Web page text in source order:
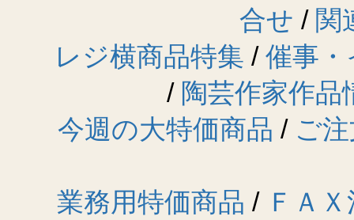
合せ / 関
レジ横商品特集 / 催事
/ 陶芸作家作品
今週の大特価商品 / ご
業務用特価商品 / ＦＡ